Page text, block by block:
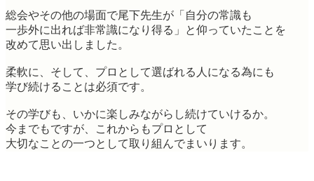
総会やその他の場面で尾下先生が「自分の常識も
一歩外に出れば非常識になり得る」と仰っていたことを
改めて思い出しました。
柔軟に、そして、プロとして選ばれる人になる為にも
学び続けることは必須です。
その学びも、いかに楽しみながらし続けていけるか。
今までもですが、これからもプロとして
大切なことの一つとして取り組んでまいります。